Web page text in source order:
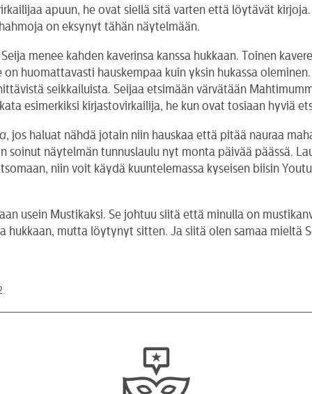
apuun, he ovat siellä sitä varten että löytävät
on eksynyt tähän näytelmään.
menee kahden kaverinsa kanssa hukkaan. Toinen
huomattavasti hauskempaa kuin yksin hukassa
seikkailuista. Seijaa etsimään värvätään
esimerkiksi kirjastovirkailija, he kun ovat tosiaan hyviä
, jos haluat nähdä jotain niin hauskaa että pitää nauraa
soinut näytelmän tunnuslaulu nyt monta päivää päässä.
niin voit käydä kuuntelemassa kyseisen biisin
usein Mustikaksi. Se johtuu siitä että minulla on
hukkaan, mutta löytynyt sitten. Ja siitä olen samaa mieltä